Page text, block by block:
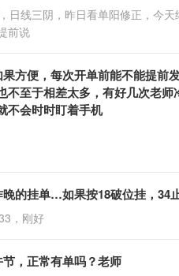
日线三阴，昨日看单阳修正，今
前说
方便，每次开单前能不能提前
不至于相差太多，有好几次老
不会时时盯着手机
的挂单…如果按18破位挂，34
，刚好
，正常有单吗？老师